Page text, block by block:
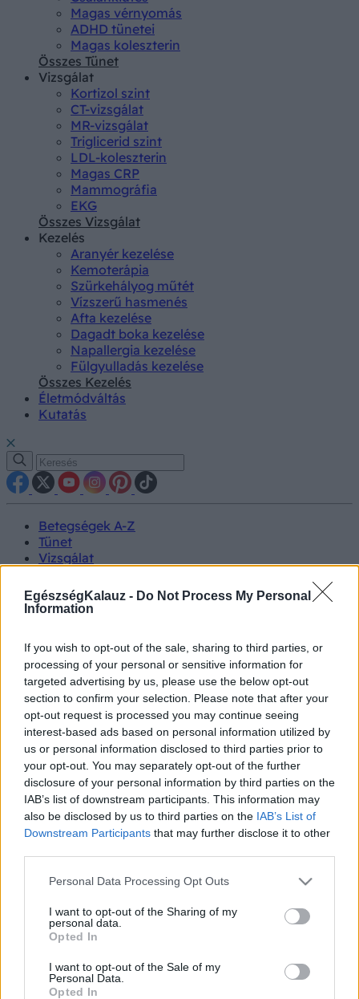
EgészségKalauz - Do Not Process My Personal
Information
If you wish to opt-out of the sale, sharing to third parties, or
processing of your personal or sensitive information for
targeted advertising by us, please use the below opt-out
section to confirm your selection. Please note that after your
opt-out request is processed you may continue seeing
interest-based ads based on personal information utilized by
us or personal information disclosed to third parties prior to
your opt-out. You may separately opt-out of the further
disclosure of your personal information by third parties on the
IAB’s list of downstream participants. This information may
also be disclosed by us to third parties on the IAB’s List of
Downstream Participants that may further disclose it to other
Please note that this website/app uses one or more Google
not limited to your visit or usage behaviour. You may click to
grant or deny consent to Google and its third-party tags to
use your data for below specified purposes in below Google
consent section.
Personal Data Processing Opt Outs
I want to opt-out of the Sharing of my
personal data.
Opted In
I want to opt-out of the Sale of my
Personal Data.
Opted In
Magas vérnyomás
ADHD tünetei
Magas koleszterin
Összes Tünet
Vizsgálat
Kortizol szint
CT-vizsgálat
MR-vizsgálat
Triglicerid szint
LDL-koleszterin
Magas CRP
Mammográfia
EKG
Összes Vizsgálat
Kezelés
Aranyér kezelése
Kemoterápia
Szürkehályog műtét
Vízszerű hasmenés
Afta kezelése
Dagadt boka kezelése
Napallergia kezelése
Fülgyulladás kezelése
Összes Kezelés
Életmódváltás
Kutatás
Betegségek A-Z
Tünet
Vizsgálat
Életmódváltás
Kutatás
Videók
Kisállatok egészsége
#allergia #influenza#cukorbetegség
#orvosmeteorológia#vérnyomás #stroke#rákbetegség
#pajzsmirigy#reflux#ekcéma#herpesz
Regisztráció
Akne
Akne